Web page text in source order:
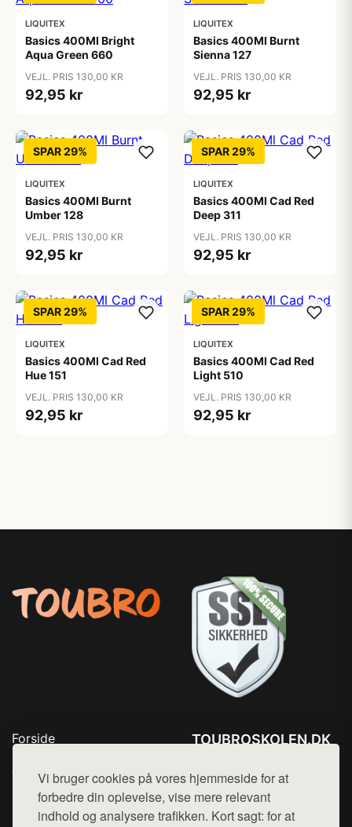
Vi bruger cookies på vores hjemmeside for at
forbedre din oplevelse, vise mere relevant
indhold og analysere trafikken. Kort sagt: for at
LIQUITEX
Basics 400Ml Bright
Aqua Green 660
VEJL. PRIS 130,00 KR
92,95 kr
LIQUITEX
Basics 400Ml Burnt
Sienna 127
VEJL. PRIS 130,00 KR
92,95 kr
SPAR 29%
LIQUITEX
Basics 400Ml Burnt
Umber 128
VEJL. PRIS 130,00 KR
92,95 kr
SPAR 29%
LIQUITEX
Basics 400Ml Cad Red
Deep 311
VEJL. PRIS 130,00 KR
92,95 kr
SPAR 29%
LIQUITEX
Basics 400Ml Cad Red
Hue 151
VEJL. PRIS 130,00 KR
92,95 kr
SPAR 29%
LIQUITEX
Basics 400Ml Cad Red
Light 510
VEJL. PRIS 130,00 KR
92,95 kr
Forside
Top Rabatter
Blog
Kontakt
TOUBROSKOLEN.DK
Mail: hej@want.dk